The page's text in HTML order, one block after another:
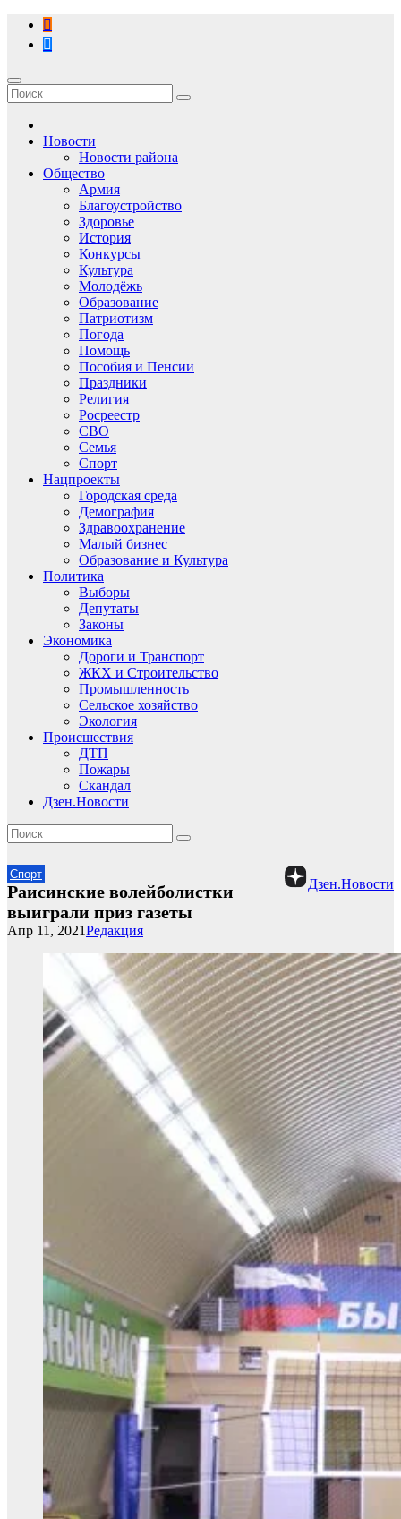
Перейти
содержимому
Новости
Новости района
Общество
Армия
Благоустройство
Здоровье
История
Конкурсы
Культура
Молодёжь
Образование
Патриотизм
Погода
Помощь
Пособия и Пенсии
Праздники
Религия
Росреестр
СВО
Семья
Спорт
Нацпроекты
Городская среда
Демография
Здравоохранение
Малый бизнес
Образование и Культура
Политика
Выборы
Депутаты
Законы
Экономика
Дороги и Транспорт
ЖКХ и Строительство
Промышленность
Сельское хозяйство
Экология
Происшествия
ДТП
Пожары
Скандал
Дзен.Новости
Спорт
Дзен.Новости
Раисинские волейболистки
выиграли приз газеты
Редакция
Апр 11, 2021